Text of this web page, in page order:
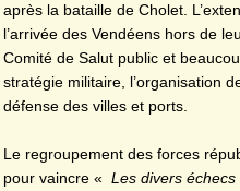
après la bataille de Cholet.
l’arrivée des Vendéens hors de
Comité de Salut public et
stratégie militaire, l’organisation
défense des villes et ports.
Le regroupement des forces
pour vaincre « Les divers échecs